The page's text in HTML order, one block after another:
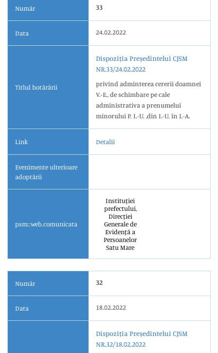
Număr 33
Data 24.02.2022
Titlul hotărârii
Dispoziția Președintelui CJSM
NR.33/24.02.2022
privind adminterea cererii doamnei
V.-E., de schimbare pe cale
administrativa a prenumelui
minorului P. I.-U. ,din I.-U. în I.-A.
Link Detalii
Evenimente ulterioare
adoptării
psm::web.comunicata
Instituției
prefectului,
Direcției
Generale de
Evidență a
Persoanelor
Satu Mare
Număr 32
Data 18.02.2022
Dispoziția Președintelui CJSM
NR.32/18.02.2022